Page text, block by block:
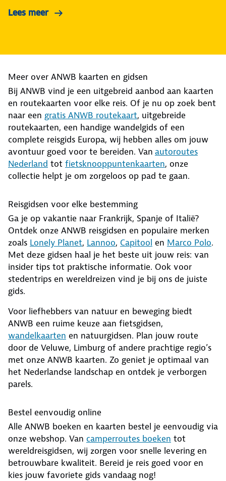
Lees meer
Meer over ANWB kaarten en gidsen
Bij ANWB vind je een uitgebreid aanbod aan kaarten
en routekaarten voor elke reis. Of je nu op zoek bent
naar een gratis ANWB routekaart, uitgebreide
routekaarten, een handige wandelgids of een
complete reisgids Europa, wij hebben alles om jouw
avontuur goed voor te bereiden. Van autoroutes
Nederland tot fietsknooppuntenkaarten, onze
collectie helpt je om zorgeloos op pad te gaan.
Reisgidsen voor elke bestemming
Ga je op vakantie naar Frankrijk, Spanje of Italië?
Ontdek onze ANWB reisgidsen en populaire merken
zoals Lonely Planet, Lannoo, Capitool en Marco Polo.
Met deze gidsen haal je het beste uit jouw reis: van
insider tips tot praktische informatie. Ook voor
stedentrips en wereldreizen vind je bij ons de juiste
gids.
Voor liefhebbers van natuur en beweging biedt
ANWB een ruime keuze aan fietsgidsen,
wandelkaarten en natuurgidsen. Plan jouw route
door de Veluwe, Limburg of andere prachtige regio’s
met onze ANWB kaarten. Zo geniet je optimaal van
het Nederlandse landschap en ontdek je verborgen
parels.
Bestel eenvoudig online
Alle ANWB boeken en kaarten bestel je eenvoudig via
onze webshop. Van camperroutes boeken tot
wereldreisgidsen, wij zorgen voor snelle levering en
betrouwbare kwaliteit. Bereid je reis goed voor en
kies jouw favoriete gids vandaag nog!